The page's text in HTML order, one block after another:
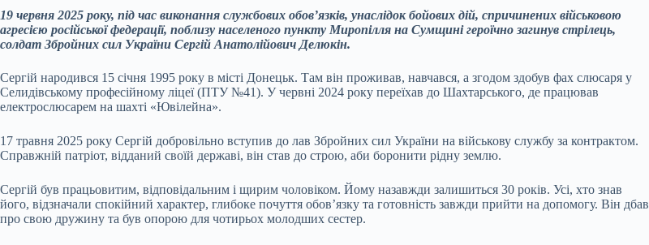
19 червня 2025 року, під час виконання службових обов’язків, унаслідок бойових дій, спричинених військовою
агресією російської федерації, поблизу населеного пункту Миропілля на Сумщині героїчно загинув стрілець,
солдат Збройних сил України Сергій Анатолійович Делюкін.
Сергій народився 15 січня 1995 року в місті Донецьк. Там він проживав, навчався, а згодом здобув фах слюсаря у
Селидівському професійному ліцеї (ПТУ №41). У червні 2024 року переїхав до Шахтарського, де працював
електрослюсарем на шахті «Ювілейна».
17 травня 2025 року Сергій добровільно вступив до лав Збройних сил України на військову службу за контрактом.
Справжній патріот, відданий своїй державі, він став до строю, аби боронити рідну землю.
Сергій був працьовитим, відповідальним і щирим чоловіком. Йому назавжди залишиться 30 років. Усі, хто знав
його, відзначали спокійний характер, глибоке почуття обов’язку та готовність завжди прийти на допомогу. Він дбав
про свою дружину та був опорою для чотирьох молодших сестер.